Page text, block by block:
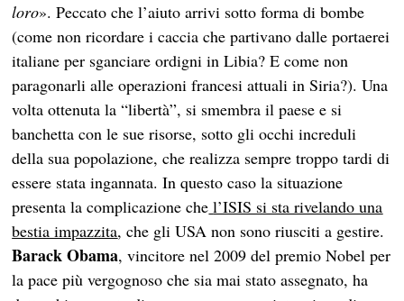
loro». Peccato che l’aiuto arrivi sotto forma di bombe
(come non ricordare i caccia che partivano dalle portaerei
italiane per sganciare ordigni in Libia? E come non
paragonarli alle operazioni francesi attuali in Siria?). Una
volta ottenuta la “libertà”, si smembra il paese e si
banchetta con le sue risorse, sotto gli occhi increduli
della sua popolazione, che realizza sempre troppo tardi di
essere stata ingannata. In questo caso la situazione
presenta la complicazione che l’ISIS si sta rivelando una
bestia impazzita, che gli USA non sono riusciti a gestire.
Barack Obama, vincitore nel 2009 del premio Nobel per
la pace più vergognoso che sia mai stato assegnato, ha